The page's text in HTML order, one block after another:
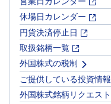
休場日カレンダー
円貨決済停止日
取扱銘柄一覧
外国株式の税制
ご提供している投資情報
外国株式銘柄リクエスト